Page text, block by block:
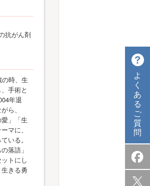
抗がん剤
時、生
手術と
年退
ら、
」「生
マに、
いる。
落語」
トにし
きる勇
よ
く
あ
る
ご
質
問